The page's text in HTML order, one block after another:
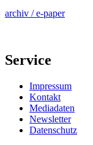
archiv / e-paper
Service
Impressum
Kontakt
Mediadaten
Newsletter
Datenschutz